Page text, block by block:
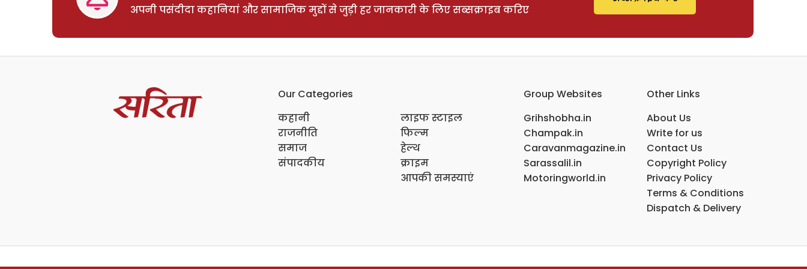
अपनी पसंदीदा कहानियां और सामाजिक मुद्दों से जुड़ी हर जानकारी के लिए सब्सक्राइब करिए
Our Categories
कहानी
राजनीति
समाज
संपादकीय
लाइफ स्टाइल
फिल्म
हेल्थ
क्राइम
आपकी समस्याएं
Group Websites
Grihshobha.in
Champak.in
Caravanmagazine.in
Sarassalil.in
Motoringworld.in
Other Links
About Us
Write for us
Contact Us
Copyright Policy
Privacy Policy
Terms & Conditions
Dispatch & Delivery